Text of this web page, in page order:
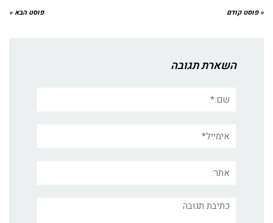
« פוסט קודם פוסט הבא »
השארת תגובה
תגובה